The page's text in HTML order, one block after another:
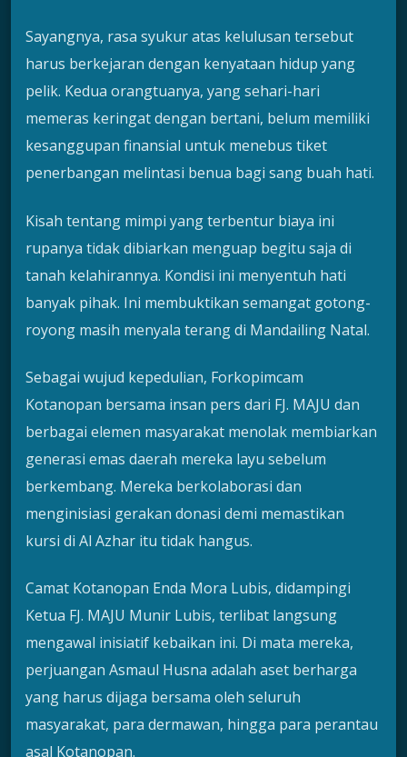
Sayangnya, rasa syukur atas kelulusan tersebut
harus berkejaran dengan kenyataan hidup yang
pelik. Kedua orangtuanya, yang sehari-hari
memeras keringat dengan bertani, belum memiliki
kesanggupan finansial untuk menebus tiket
penerbangan melintasi benua bagi sang buah hati.
Kisah tentang mimpi yang terbentur biaya ini
rupanya tidak dibiarkan menguap begitu saja di
tanah kelahirannya. Kondisi ini menyentuh hati
banyak pihak. Ini membuktikan semangat gotong-
royong masih menyala terang di Mandailing Natal.
Sebagai wujud kepedulian, Forkopimcam
Kotanopan bersama insan pers dari FJ. MAJU dan
berbagai elemen masyarakat menolak membiarkan
generasi emas daerah mereka layu sebelum
berkembang. Mereka berkolaborasi dan
menginisiasi gerakan donasi demi memastikan
kursi di Al Azhar itu tidak hangus.
Camat Kotanopan Enda Mora Lubis, didampingi
Ketua FJ. MAJU Munir Lubis, terlibat langsung
mengawal inisiatif kebaikan ini. Di mata mereka,
perjuangan Asmaul Husna adalah aset berharga
yang harus dijaga bersama oleh seluruh
masyarakat, para dermawan, hingga para perantau
asal Kotanopan.